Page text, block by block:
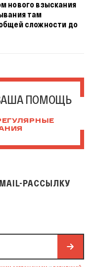
нового взыскания
там
сложности до
ПОМОЩЬ
РАССЫЛКУ